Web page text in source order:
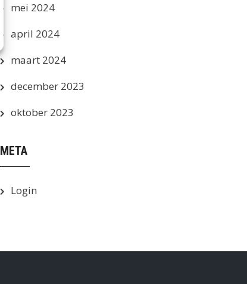
mei 2024
april 2024
maart 2024
december 2023
oktober 2023
META
Login